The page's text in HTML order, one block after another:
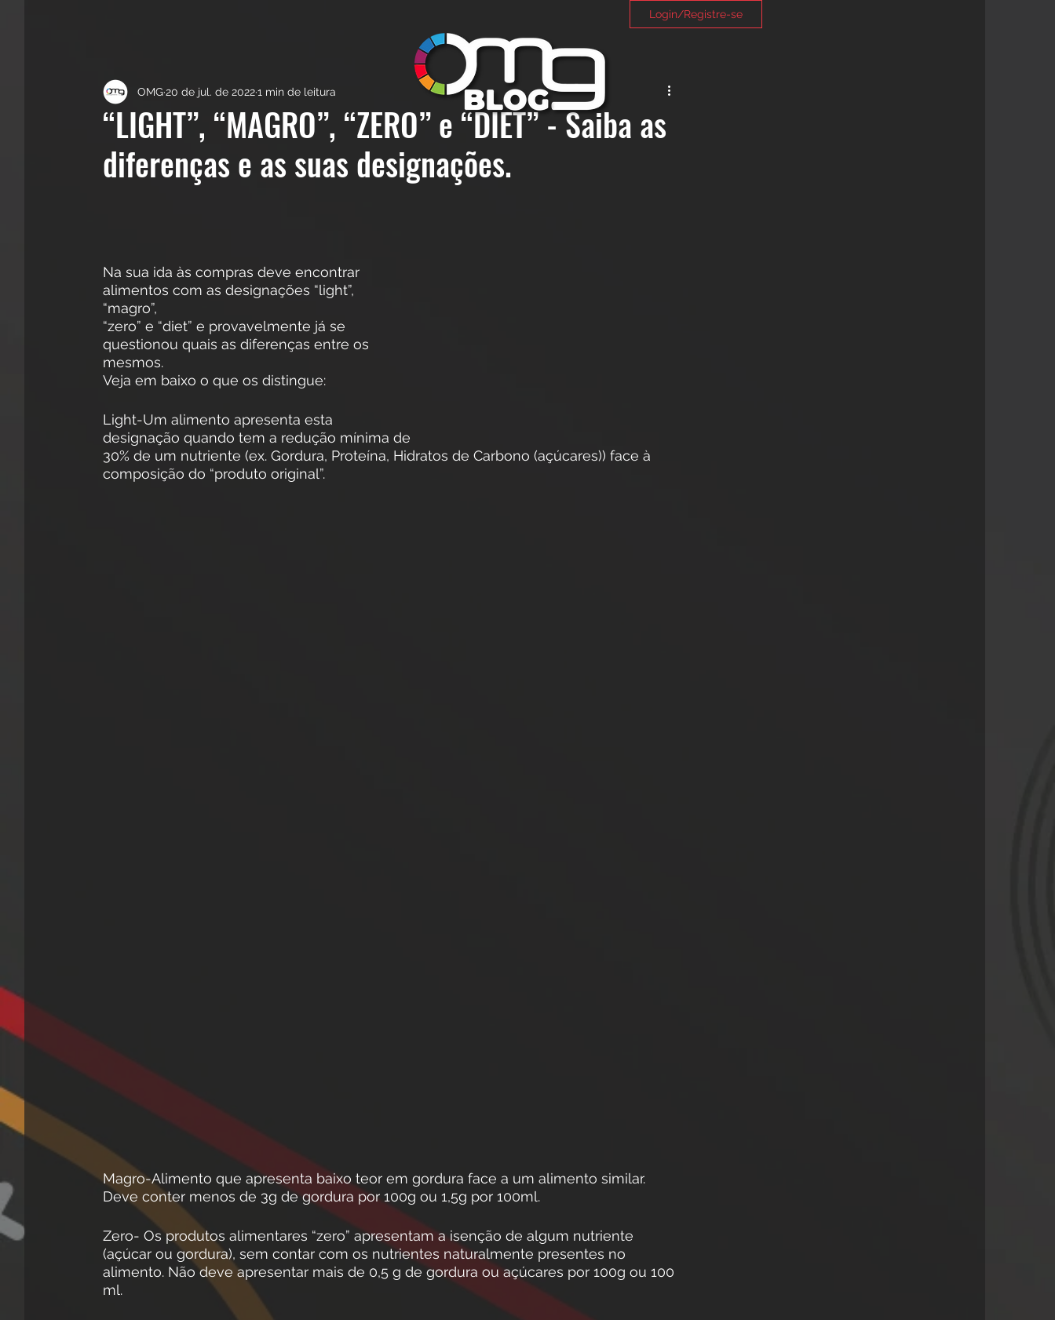
Login/Registre-se
“LIGHT”, “MAGRO”, “ZERO” e “DIET” - Saiba as
diferenças e as suas designações.
OMG20 de jul. de 20221 min de leitura
Na sua ida às compras deve encontrar
alimentos com as designações “light”,
“magro”,
“zero” e “diet” e provavelmente já se
questionou quais as diferenças entre os
mesmos.
Veja em baixo o que os distingue:
Light-Um alimento apresenta esta
designação quando tem a redução mínima de
30% de um nutriente (ex. Gordura, Proteína, Hidratos de Carbono (açúcares)) face à
composição do “produto original”.
Magro-Alimento que apresenta baixo teor em gordura face a um alimento similar.
Deve conter menos de 3g de gordura por 100g ou 1,5g por 100ml.
Zero- Os produtos alimentares “zero” apresentam a isenção de algum nutriente
(açúcar ou gordura), sem contar com os nutrientes naturalmente presentes no
alimento. Não deve apresentar mais de 0,5 g de gordura ou açúcares por 100g ou 100
ml.